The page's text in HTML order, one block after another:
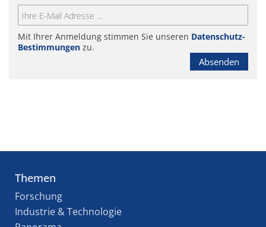
Mit Ihrer Anmeldung stimmen Sie unseren Datenschutz-
Bestimmungen zu.
Absenden
Themen
Forschung
Industrie & Technologie